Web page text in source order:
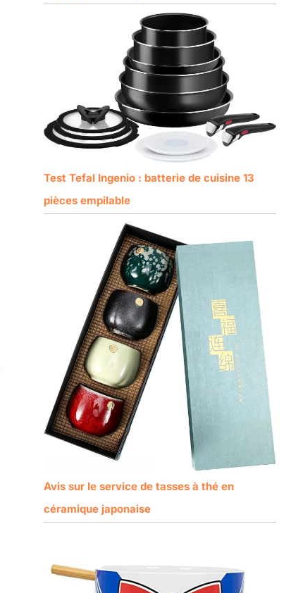
Test Tefal Ingenio : batterie de cuisine 13
pièces empilable
Avis sur le service de tasses à thé en
céramique japonaise